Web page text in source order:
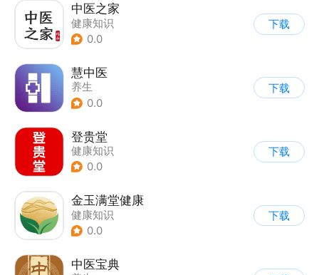
中医之家
健康知识
0.0
下载
慧中医
养生
0.0
下载
登贵堂
健康知识
0.0
下载
金玉满堂健康
健康知识
0.0
下载
中医宝典